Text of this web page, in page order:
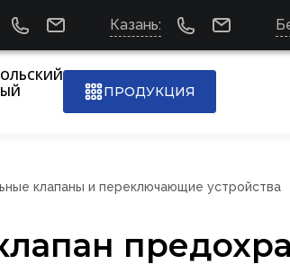
Казань:
ПРОДУКЦИЯ
клапаны и переключающие устройства